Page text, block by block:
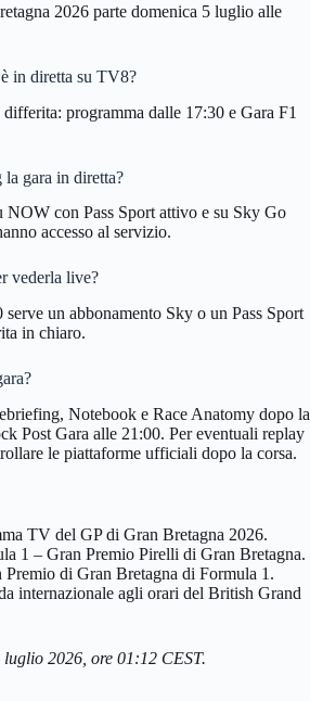
2026 parte domenica 5 luglio alle
in diretta su TV8?
programma dalle 17:30 e Gara F1
gara in diretta?
NOW con Pass Sport attivo e su Sky Go
accesso al servizio.
vederla live?
un abbonamento Sky o un Pass Sport
in chiaro.
Notebook e Race Anatomy dopo la
Post Gara alle 21:00. Per eventuali replay
le piattaforme ufficiali dopo la corsa.
TV del GP di Gran Bretagna 2026.
1 – Gran Premio Pirelli di Gran Bretagna.
di Gran Bretagna di Formula 1.
internazionale agli orari del British Grand
2026, ore 01:12 CEST.